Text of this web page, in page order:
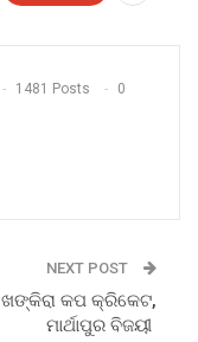
1481 Posts 0
NEXT POST
ଖଙ୍କିରା କପ କ୍ରିକେଟ,
ମାର୍ଥାପୁର ବିଜୟୀ